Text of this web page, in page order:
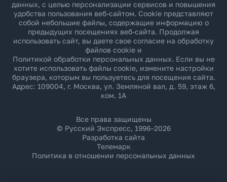
данных, с целью персонализации сервисов и повышения
удобства пользования веб-сайтом. Cookie представляют
собой небольшие файлы, содержащие информацию о
предыдущих посещениях веб-сайта. Продолжая
использовать сайт, вы даете свое согласие на обработку
файлов cookie и
Политикой обработки персональных данных. Если вы не
хотите использовать файлы cookie, измените настройки
браузера, которым вы пользуетесь для посещения сайта.
Адрес: 109004, г. Москва, ул. Земляной вал, д. 59, этаж 6,
ком. 1А
Все права защищены
© Русский Экспресс, 1996–2026
Разработка сайта
Телемарк
Политика в отношении персональных данных